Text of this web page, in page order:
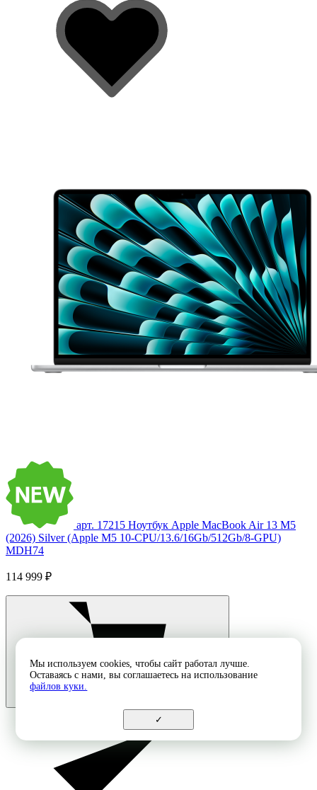
арт. 17215 Ноутбук Apple MacBook Air 13 M5
(2026) Silver (Apple M5 10-CPU/13.6/16Gb/512Gb/8-GPU)
MDH74
114 999 ₽
Мы используем cookies, чтобы сайт работал лучше.
Оставаясь с нами, вы соглашаетесь на использование
файлов куки.
✓